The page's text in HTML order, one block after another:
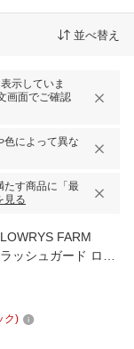
並べ替え
示していま
画面でご確認
色によって異な
たす商品に「最
見る
FARM
ッシュガード ロー
グッズ ラッシュ
ウン
ク)